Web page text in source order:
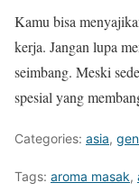
Kamu bisa
kerja. Jangan lupa
seimbang. Meski
spesial yang
Categories: asia,
Tags: aroma masak,